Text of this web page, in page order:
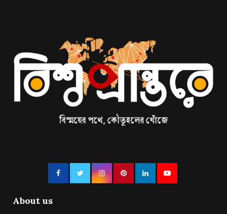
About us